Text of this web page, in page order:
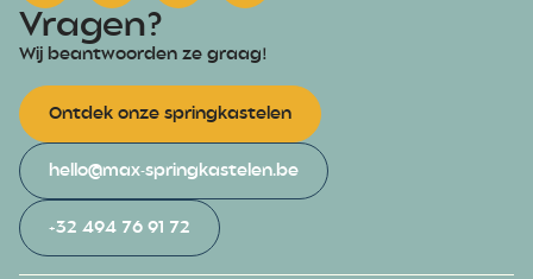
Vragen?
Wij beantwoorden ze graag!
Ontdek onze springkastelen
hello@max-springkastelen.be
+32 494 76 91 72